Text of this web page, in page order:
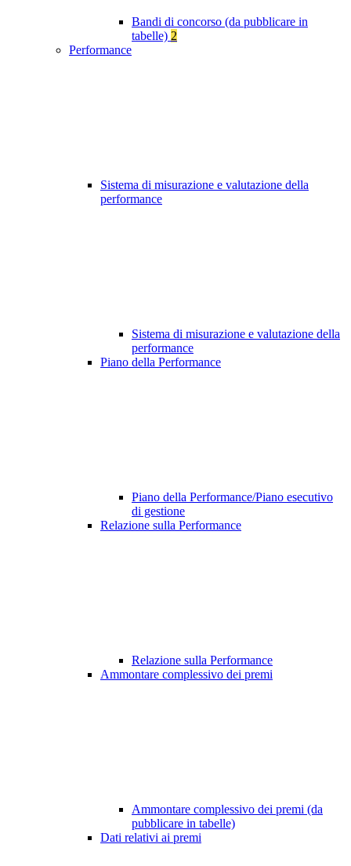
Bandi di concorso (da pubblicare in
tabelle) 2
Performance
Sistema di misurazione e valutazione della
performance
Sistema di misurazione e valutazione della
performance
Piano della Performance
Piano della Performance/Piano esecutivo
di gestione
Relazione sulla Performance
Relazione sulla Performance
Ammontare complessivo dei premi
Ammontare complessivo dei premi (da
pubblicare in tabelle)
Dati relativi ai premi